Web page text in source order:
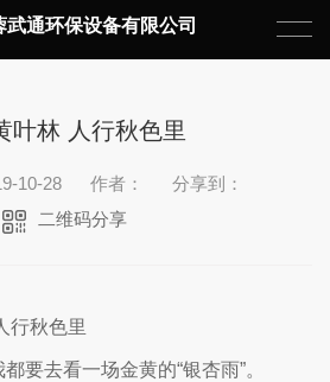
武通环保设备有限公司
叶林 人行秋色里
10-28 作者：
分享到：
二维码分享
行秋色里
去看一场金黄的“银杏雨”。